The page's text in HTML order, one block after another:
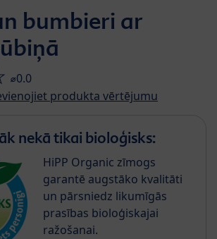
bumbieri ar
⌀0.0
produkta vērtējumu
nekā tikai bioloģisks:
HiPP Organic zīmogs
garantē augstāko kvalitāti
un pārsniedz likumīgās
prasības bioloģiskajai
ražošanai.